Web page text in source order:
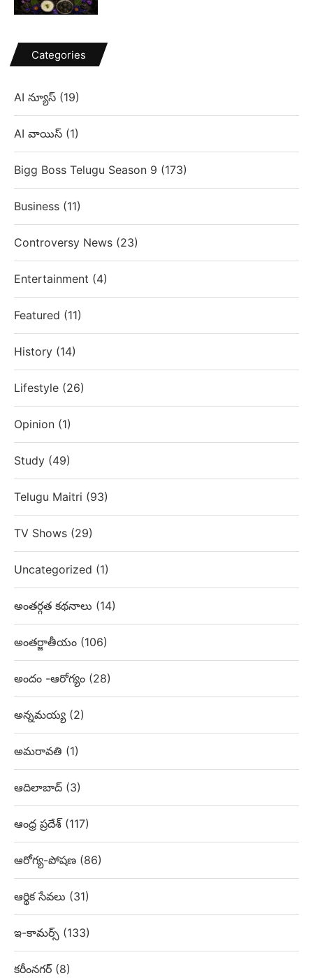
Categories
AI న్యూస్ (19)
AI వాయిస్ (1)
Bigg Boss Telugu Season 9 (173)
Business (11)
Controversy News (23)
Entertainment (4)
Featured (11)
History (14)
Lifestyle (26)
Opinion (1)
Study (49)
Telugu Maitri (93)
TV Shows (29)
Uncategorized (1)
అంతర్గత కథనాలు (14)
అంతర్జాతీయం (106)
అందం -ఆరోగ్యం (28)
అన్నమయ్య (2)
అమరావతి (1)
ఆదిలాబాద్ (3)
ఆంధ్ర ప్రదేశ్ (117)
ఆరోగ్య-పోషణ (86)
ఆర్థిక సేవలు (31)
ఇ-కామర్స్ (133)
కరీంనగర్ (8)